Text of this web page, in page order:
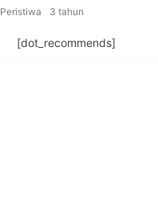
Peristiwa 3 tahun
[dot_recommends]